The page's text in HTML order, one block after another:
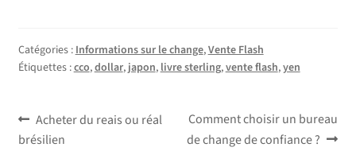
Catégories : Informations sur le change,Vente Flash
Étiquettes :cco,dollar, japon, livre sterling,vente flash,yen
Navigation
Article
précédent :
Acheter du reais ou réal
brésilien
Article
suivant :
Comment choisir un bureau
de change de confiance ?